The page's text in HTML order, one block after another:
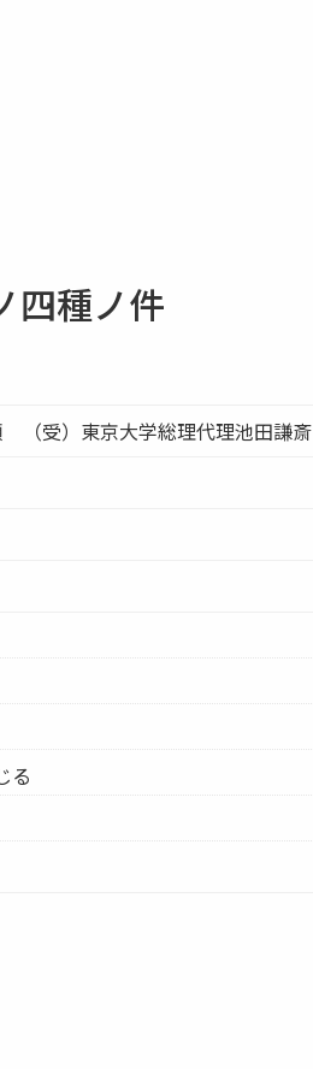
四種ノ件
（受）東京大学総理代理池田謙斎
る